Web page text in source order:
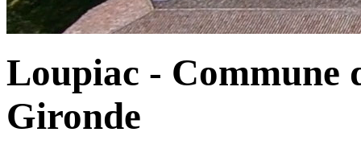
Loupiac - Commune
Gironde